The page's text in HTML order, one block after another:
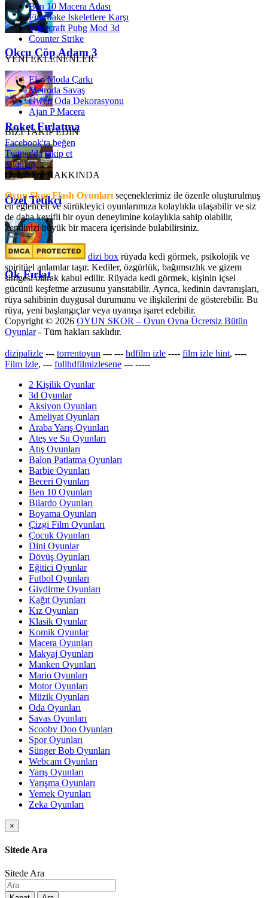
Okçu Çöp Adam 3
Roket Fırlatma
Özel Tetikçi
Ok Fırlat
Ben 10 Macera Adası
Finn Jake İskeletlere Karşı
Minecraft Pubg Mod 3d
Counter Strike
YENİ EKLENENLER
Elsa Moda Çarkı
Metroda Savaş
Gwen Oda Dekorasyonu
Ajan P Macera
BİZİ TAKİP EDİN
Facebook'ta beğen
Twitter'da takip et
Sitemap
OyunSkor HAKKINDA
Oyun Skor Flash Oyunları seçeneklerimiz ile özenle oluşturulmuş
en eğlenceli ve sürükleyici oyunlarımıza kolaylıkla ulaşabilir ve siz
de daha keyifli bir oyun deneyimine kolaylıkla sahip olabilir,
kendinizi büyük bir macera içerisinde bulabilirsiniz.
dizi box rüyada kedi görmek​, psikolojik ve
spiritüel anlamlar taşır. Kediler, özgürlük, bağımsızlık ve gizem
simgesi olarak kabul edilir. Rüyada kedi görmek, kişinin içsel
gücünü keşfetme arzusunu yansıtabilir. Ayrıca, kedinin davranışları,
rüya sahibinin duygusal durumunu ve ilişkilerini de gösterebilir. Bu
rüya, yeni başlangıçlar veya uyanışa işaret edebilir.
Copyright © 2026 OYUN SKOR – Oyun Oyna Ücretsiz Bütün
Oyunlar- Tüm hakları saklıdır.
dizipalizle --- torrentoyun --- --- hdfilm izle ---- film izle hint, ----
Film İzle, --- fullhdfilmizlesene --- -----
2 Kişilik Oyunlar
3d Oyunlar
Aksiyon Oyunları
Ameliyat Oyunları
Araba Yarış Oyunları
Ateş ve Su Oyunları
Atış Oyunları
Balon Patlatma Oyunları
Barbie Oyunları
Beceri Oyunları
Ben 10 Oyunları
Bilardo Oyunları
Boyama Oyunları
Çizgi Film Oyunları
Çocuk Oyunları
Dini Oyunlar
Dövüş Oyunları
Eğitici Oyunlar
Futbol Oyunları
Giydirme Oyunları
Kağıt Oyunları
Kız Oyunları
Klasik Oyunlar
Komik Oyunlar
Macera Oyunları
Makyaj Oyunları
Manken Oyunları
Mario Oyunları
Motor Oyunları
Müzik Oyunları
Oda Oyunları
Savas Oyunları
Scooby Doo Oyunları
Spor Oyunları
Sünger Bob Oyunları
Webcam Oyunları
Yarış Oyunları
Yarışma Oyunları
Yemek Oyunları
Zeka Oyunları
×
Sitede Ara
Sitede Ara